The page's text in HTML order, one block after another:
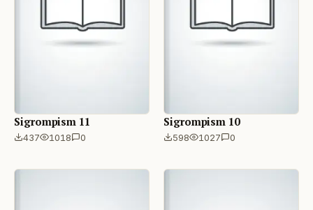
Sigrompism 11
437 1018 0
Sigrompism 10
598 1027 0